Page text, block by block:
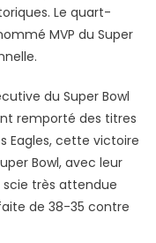
Le quart-
MVP du Super
du Super Bowl
remporté des titres
Eagles, cette victoire
Bowl, avec leur
scie très attendue
de 38-35 contre